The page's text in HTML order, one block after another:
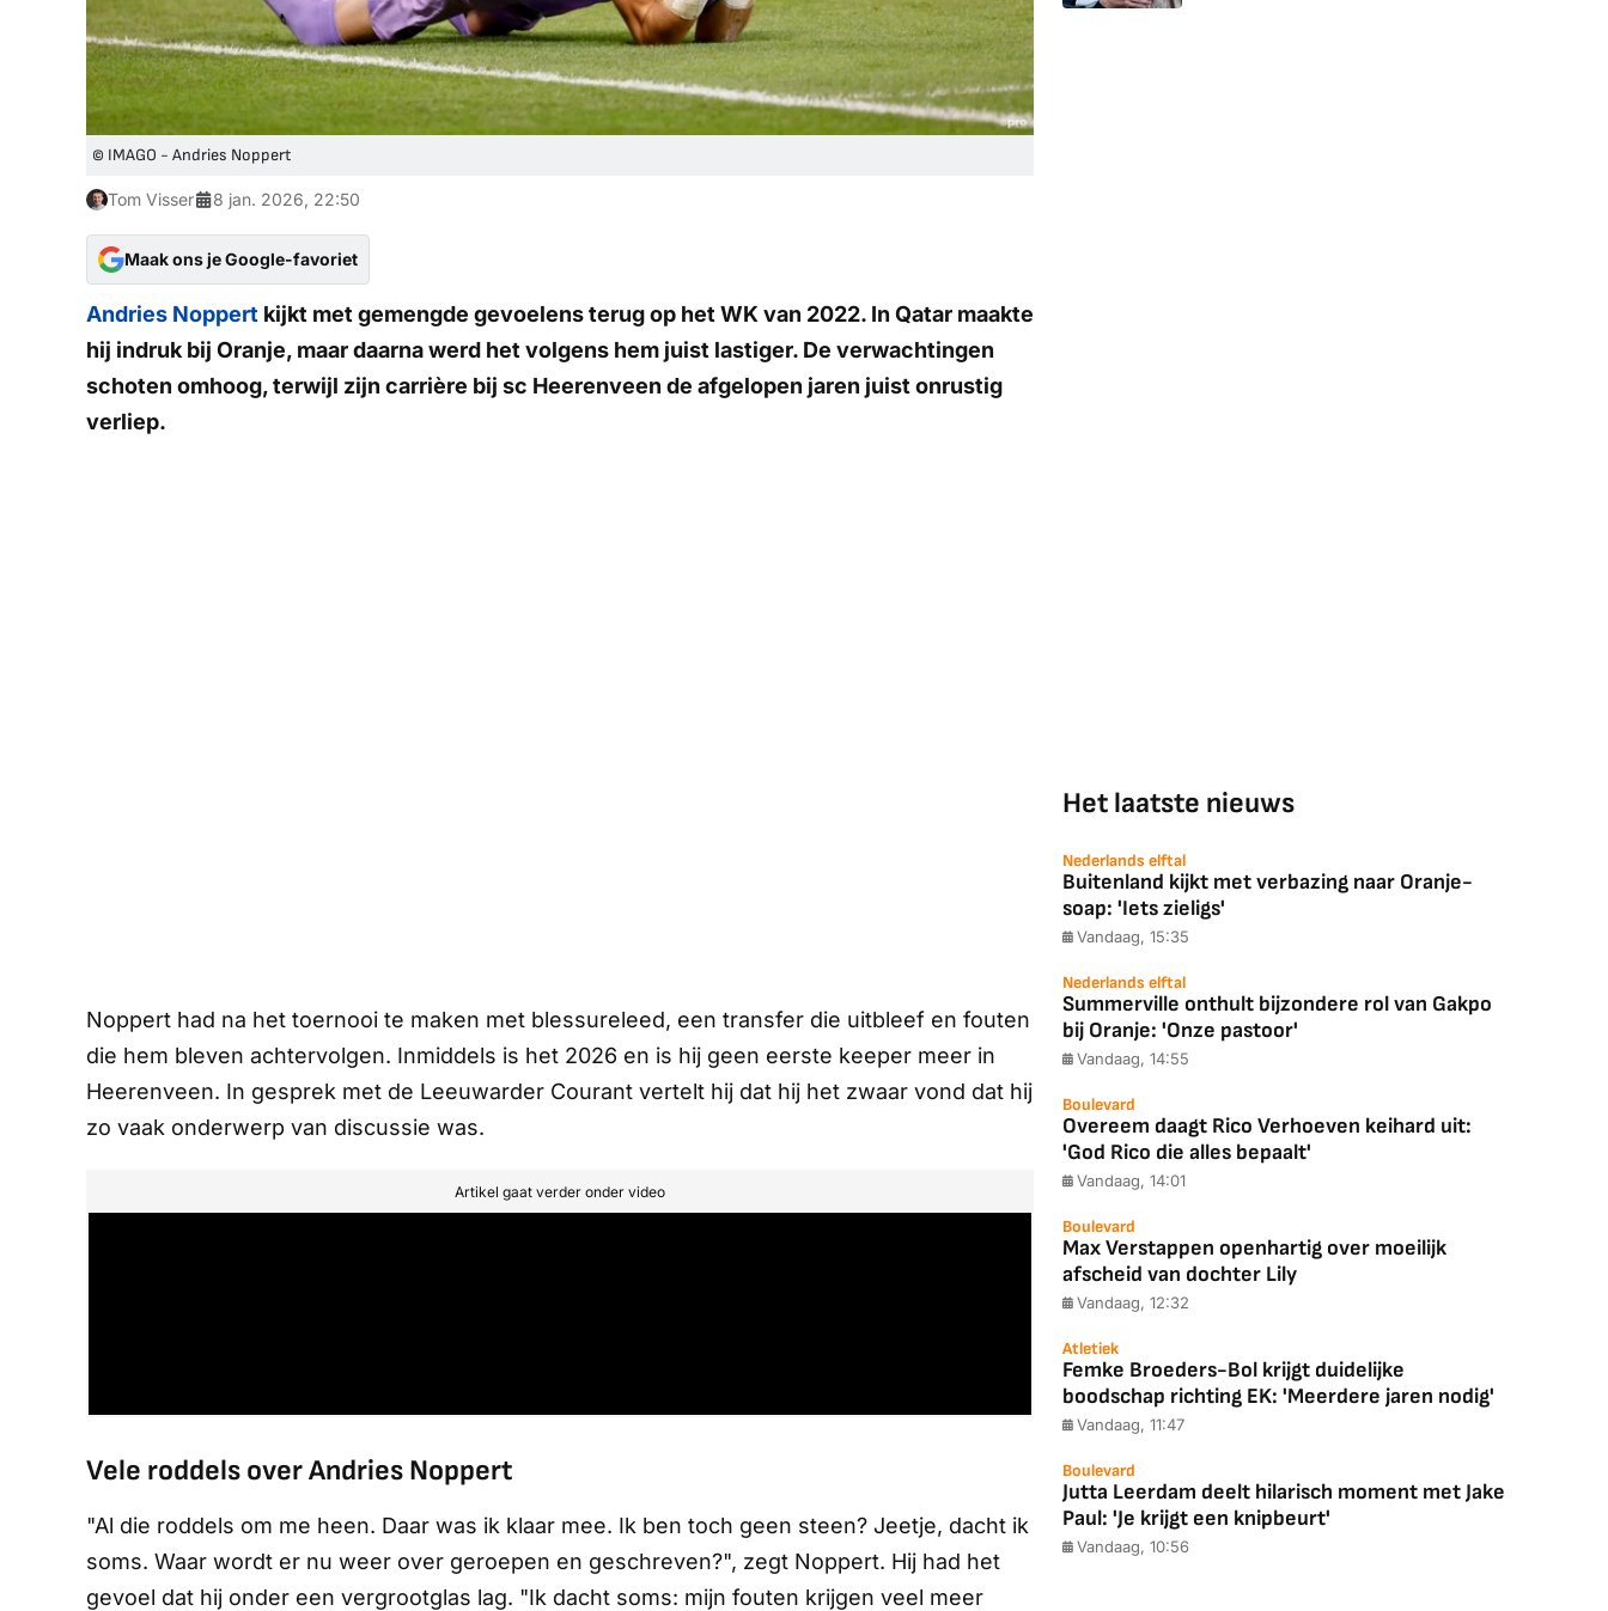
© IMAGO - Andries Noppert
Tom Visser 8 jan. 2026, 22:50
Maak ons je Google-favoriet
Andries Noppert kijkt met gemengde gevoelens terug op het WK van 2022. In Qatar maakte
hij indruk bij Oranje, maar daarna werd het volgens hem juist lastiger. De verwachtingen
schoten omhoog, terwijl zijn carrière bij sc Heerenveen de afgelopen jaren juist onrustig
verliep.
Noppert had na het toernooi te maken met blessureleed, een transfer die uitbleef en fouten
die hem bleven achtervolgen. Inmiddels is het 2026 en is hij geen eerste keeper meer in
Heerenveen. In gesprek met de Leeuwarder Courant vertelt hij dat hij het zwaar vond dat hij
zo vaak onderwerp van discussie was.
Artikel gaat verder onder video
Vele roddels over Andries Noppert
"Al die roddels om me heen. Daar was ik klaar mee. Ik ben toch geen steen? Jeetje, dacht ik
soms. Waar wordt er nu weer over geroepen en geschreven?", zegt Noppert. Hij had het
gevoel dat hij onder een vergrootglas lag. "Ik dacht soms: mijn fouten krijgen veel meer
Het laatste nieuws
Nederlands elftal
Buitenland kijkt met verbazing naar Oranje-
soap: 'Iets zieligs'
Vandaag, 15:35
Nederlands elftal
Summerville onthult bijzondere rol van Gakpo
bij Oranje: 'Onze pastoor'
Vandaag, 14:55
Boulevard
Overeem daagt Rico Verhoeven keihard uit:
'God Rico die alles bepaalt'
Vandaag, 14:01
Boulevard
Max Verstappen openhartig over moeilijk
afscheid van dochter Lily
Vandaag, 12:32
Atletiek
Femke Broeders-Bol krijgt duidelijke
boodschap richting EK: 'Meerdere jaren nodig'
Vandaag, 11:47
Boulevard
Jutta Leerdam deelt hilarisch moment met Jake
Paul: 'Je krijgt een knipbeurt'
Vandaag, 10:56